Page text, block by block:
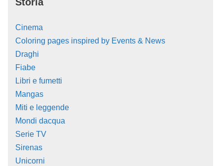
Cinema
Coloring pages inspired by Events & News
Draghi
Fiabe
Libri e fumetti
Mangas
Miti e leggende
Mondi dacqua
Serie TV
Sirenas
Unicorni